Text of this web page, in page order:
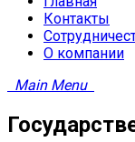
Контакты
О компании
Main Menu